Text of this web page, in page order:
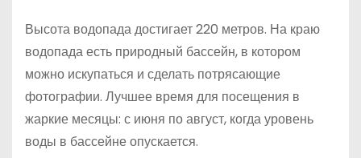
Высота водопада достигает 220 метров. На краю
водопада есть природный бассейн, в котором
можно искупаться и сделать потрясающие
фотографии. Лучшее время для посещения в
жаркие месяцы: с июня по август, когда уровень
воды в бассейне опускается.